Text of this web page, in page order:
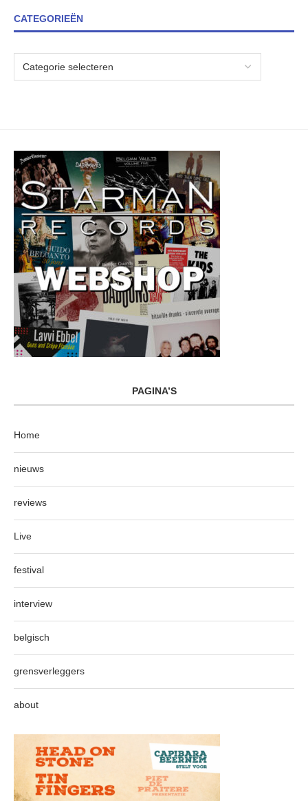
CATEGORIEËN
PAGINA’S
Home
nieuws
reviews
Live
festival
interview
belgisch
grensverleggers
about